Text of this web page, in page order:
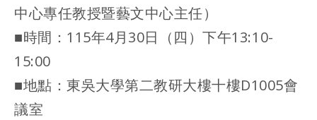
中心專任教授暨藝文中心主任）
■時間：115年4月30日（四）下午13:10-
15:00
■地點：東吳大學第二教研大樓十樓D1005會
議室